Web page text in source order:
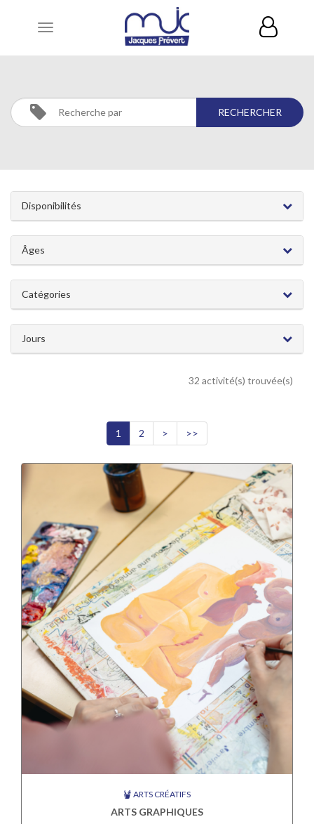
Toggle
CATÉGORIES
Disponibilités
Âges
Catégories
Jours
32 activité(s) trouvée(s)
1 2 > >>
ARTS CRÉATIFS
ARTS GRAPHIQUES